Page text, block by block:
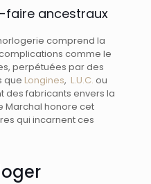
faire ancestraux
comprend la
comme le
perpétuées par des
que Longines, L.U.C. ou
des fabricants envers la
Marchal honore cet
qui incarnent ces